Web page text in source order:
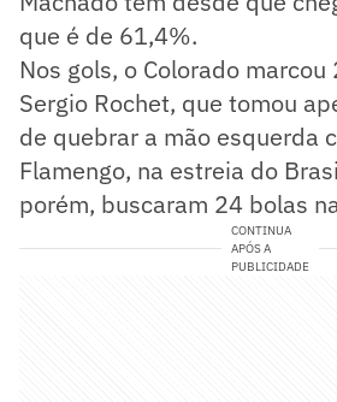
que é de 61,4%.
Nos gols, o Colorado marcou
Sergio Rochet, que tomou
de quebrar a mão esquerda
Flamengo, na estreia do
porém, buscaram 24 bolas
CONTINUA
APÓS A
PUBLICIDADE